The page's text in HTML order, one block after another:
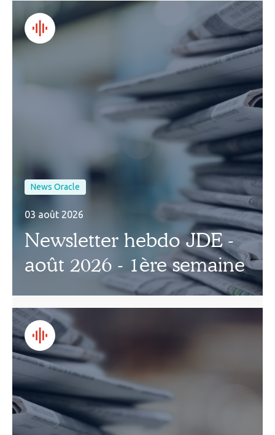
News Oracle
03 août 2026
Newsletter hebdo JDE -
août 2026 - 1ère semaine